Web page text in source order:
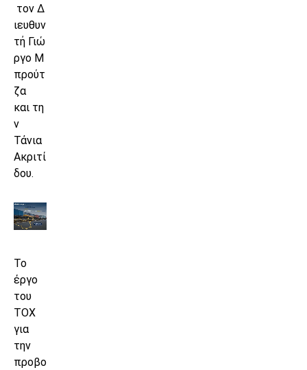
τον Δ
ιευθυν
τή Γιώ
ργο Μ
προύτ
ζα
και τη
ν
Τάνια
Ακριτί
δου.
Το
έργο
του
ΤΟΧ
για
την
προβο